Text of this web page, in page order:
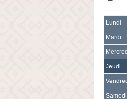
Lundi
Mardi
Jeudi
Samedi